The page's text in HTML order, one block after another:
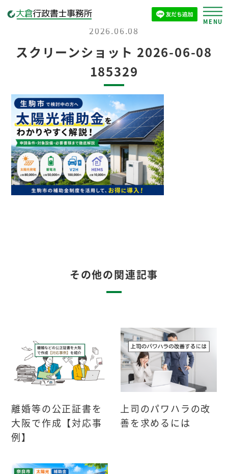
2026.06.08
スクリーンショット 2026-06-08
185329
その他の関連記事
離婚等の公正証書を
大阪で作成【対応事
例】
上司のパワハラの改
善を求めるには